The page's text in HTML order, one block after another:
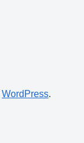
WordPress.